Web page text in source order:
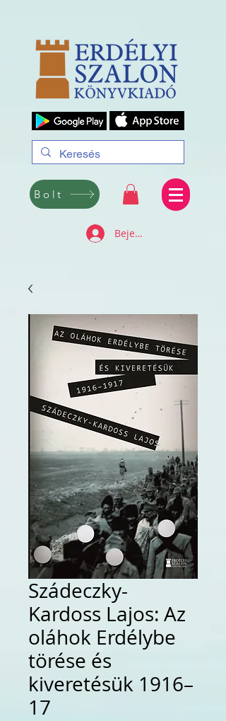
Bolt
Bejelentkezés
Szádeczky-
Kardoss Lajos: Az
oláhok Erdélybe
törése és
kiveretésük 1916–
17